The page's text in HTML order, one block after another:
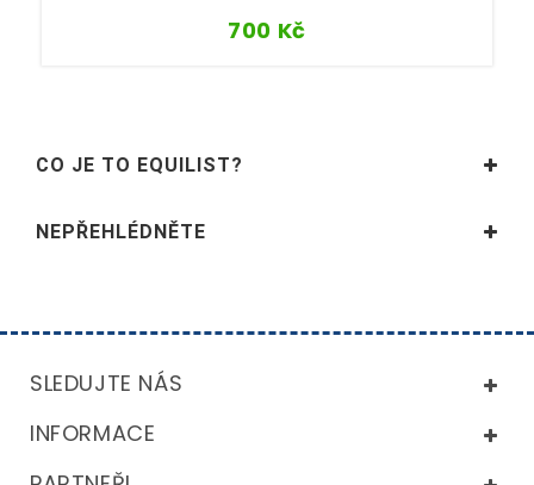
700 Kč
CO JE TO EQUILIST?
NEPŘEHLÉDNĚTE
SLEDUJTE NÁS
INFORMACE